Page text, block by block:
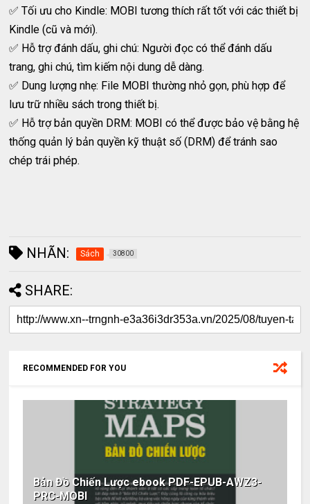
✅ Tối ưu cho Kindle: MOBI tương thích rất tốt với các thiết bị
Kindle (cũ và mới).
✅ Hỗ trợ đánh dấu, ghi chú: Người đọc có thể đánh dấu
trang, ghi chú, tìm kiếm nội dung dễ dàng.
✅ Dung lượng nhẹ: File MOBI thường nhỏ gọn, phù hợp để
lưu trữ nhiều sách trong thiết bị.
✅ Hỗ trợ bản quyền DRM: MOBI có thể được bảo vệ bằng hệ
thống quản lý bản quyền kỹ thuật số (DRM) để tránh sao
chép trái phép.
NHÃN: Sách 30800
SHARE:
RECOMMENDED FOR YOU
Bản Đồ Chiến Lược ebook PDF-EPUB-AWZ3-
PRC-MOBI